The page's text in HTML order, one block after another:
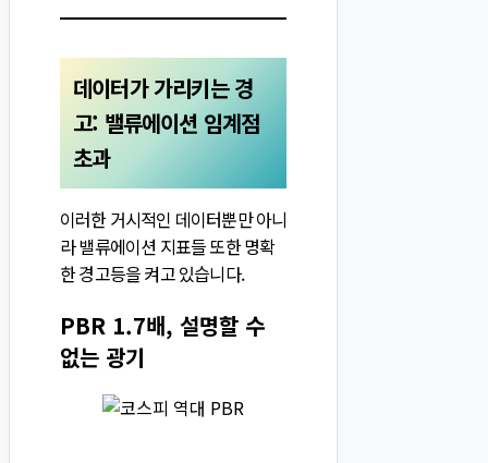
데이터가 가리키는 경
고: 밸류에이션 임계점
초과
이러한 거시적인 데이터뿐만 아니
라 밸류에이션 지표들 또한 명확
한 경고등을 켜고 있습니다.
PBR 1.7배, 설명할 수
없는 광기